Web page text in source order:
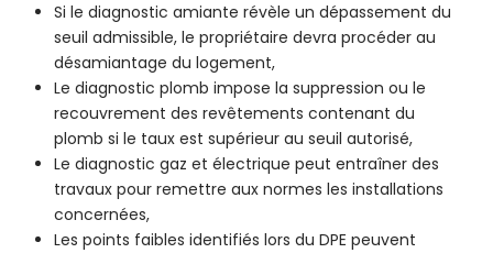
Si le diagnostic amiante révèle un dépassement du
seuil admissible, le propriétaire devra procéder au
désamiantage du logement,
Le diagnostic plomb impose la suppression ou le
recouvrement des revêtements contenant du
plomb si le taux est supérieur au seuil autorisé,
Le diagnostic gaz et électrique peut entraîner des
travaux pour remettre aux normes les installations
concernées,
Les points faibles identifiés lors du DPE peuvent